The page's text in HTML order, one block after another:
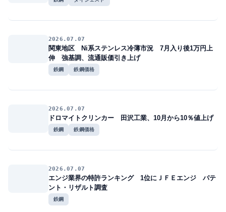
2026.07.07
関東地区 Ni系ステンレス冷薄市況 7月入り後1万円上
伸 強基調、流通販価引き上げ
鉄鋼 鉄鋼価格
2026.07.07
ドロマイトクリンカー 田沢工業、10月から10％値上げ
鉄鋼 鉄鋼価格
2026.07.07
エンジ業界の特許ランキング 1位にＪＦＥエンジ パテ
ント・リザルト調査
鉄鋼